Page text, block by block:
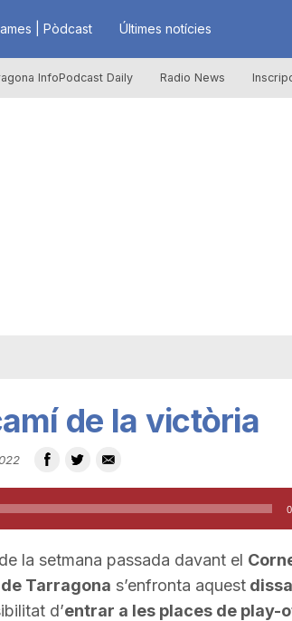
| Pòdcast Últimes notícies
InfoPodcast Daily Radio News
de la victòria
de la setmana passada davant el
Tarragona s’enfronta aquest
d’entrar a les places de play-